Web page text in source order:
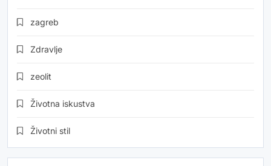
zagreb
Zdravlje
zeolit
Životna iskustva
Životni stil